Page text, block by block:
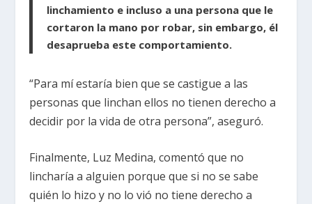
linchamiento e incluso a una persona que le
cortaron la mano por robar, sin embargo, él
desaprueba este comportamiento.
“Para mí estaría bien que se castigue a las
personas que linchan ellos no tienen derecho a
decidir por la vida de otra persona”, aseguró.
Finalmente, Luz Medina, comentó que no
lincharía a alguien porque que si no se sabe
quién lo hizo y no lo vió no tiene derecho a